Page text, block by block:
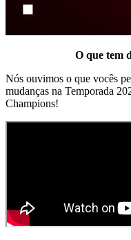
O que tem
Nós ouvimos o que vocês
mudanças na Temporada
Champions!